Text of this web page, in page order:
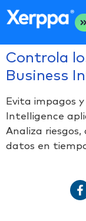
Controla
Business
Evita impagos
Intelligence
Analiza
datos en